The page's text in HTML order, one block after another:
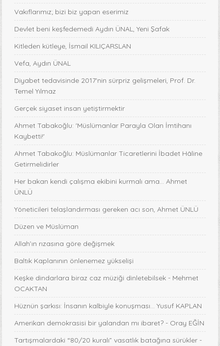
Vakıflarımız; bizi biz yapan eserimiz
Devlet beni keşfedemedi Aydın ÜNAL, Yeni Şafak
Kitleden kütleye, İsmail KILIÇARSLAN
Vefa, Aydın ÜNAL
Diyabet tedavisinde 2017'nin sürpriz gelişmeleri, Prof. Dr.
Temel Yılmaz
Gerçek siyaset insan yetiştirmektir
Ahmet Tabakoğlu: 'Müslümanlar Parayla Olan İmtihanı
Kaybetti!'
Ahmet Tabakoğlu: Müslümanlar Ticaretlerini İbadet Hâline
Getirmelidirler
Her bakan kendi çalışma ekibini kurmalı ama… Ahmet
ÜNLÜ
Yöneticileri telaşlandırması gereken acı son, Ahmet ÜNLÜ
Düzen ve Müslüman
Allah’ın rızasına göre değişmek
Baltık Kaplanının önlenemez yükselişi
Keşke dindarlara biraz caz müziği dinletebilsek - Mehmet
OCAKTAN
Hüznün şarkısı: İnsanın kalbiyle konuşması... Yusuf KAPLAN
Amerikan demokrasisi bir yalandan mı ibaret? - Oray EĞİN
Tartışmalardaki “80/20 kuralı” vasatlık batağına sürükler -